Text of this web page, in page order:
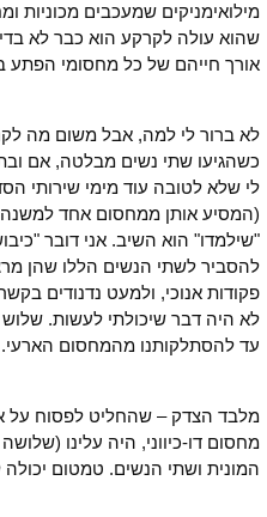
מילואימניקים שמעכבים
שהוא עולה לקרקע הוא כבר לא
אורך חייהם של כל מחסומי
לא ברור לי למה, אבל משום מה
לי שלא לטובה עוד מימי שירותי
(המסיע אותן ממחסום אחד
"שילמדו" הוא השיב. אני דובר
להסביר לשתי הנשים הללו שהן
פקודות אנוכי, ולמעט נדנודים
לא היה דבר שיכולתי לעשות.
עד להסתלקותנו מהמחסום הארעי.
מלבד הצדק – שהחליט לפסוח על
מחסום דו-כיווני, היה עלינו
המונית ושתי הנשים. טמטום